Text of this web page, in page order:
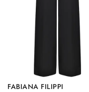
FABIANA FILIPPI